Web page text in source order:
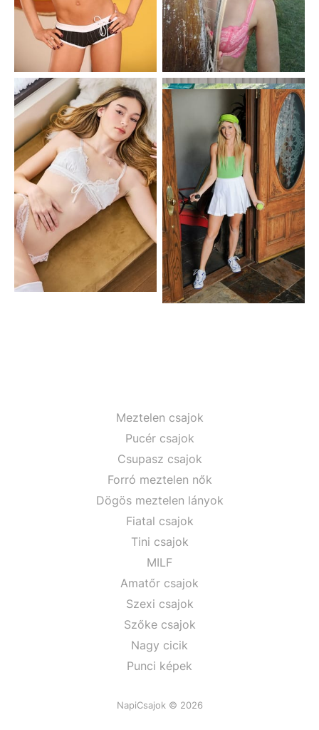
Meztelen csajok
Pucér csajok
Csupasz csajok
Forró meztelen nők
Dögös meztelen lányok
Fiatal csajok
Tini csajok
MILF
Amatőr csajok
Szexi csajok
Szőke csajok
Nagy cicik
Punci képek
NapiCsajok © 2026